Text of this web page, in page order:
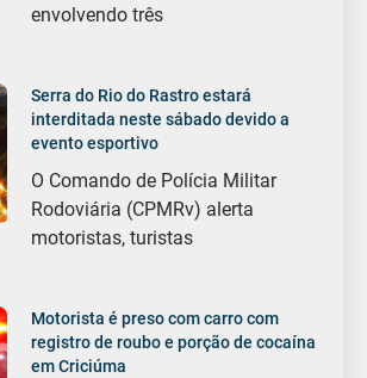
envolvendo três
Serra do Rio do Rastro estará
interditada neste sábado devido a
evento esportivo
O Comando de Polícia Militar
Rodoviária (CPMRv) alerta
motoristas, turistas
Motorista é preso com carro com
registro de roubo e porção de cocaína
em Criciúma